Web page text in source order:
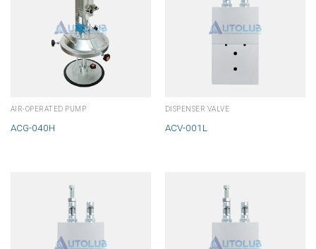
AIR-OPERATED PUMP
ACG-040H
DISPENSER VALVE
ACV-001L